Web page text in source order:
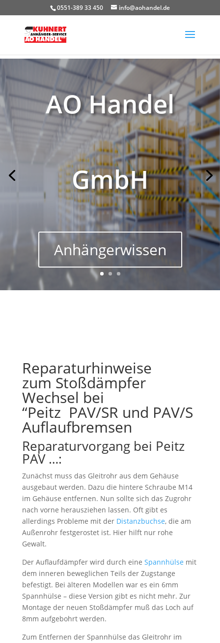
0551-389 33 450 info@aohandel.de
AO Handel
GmbH
Anhängerwissen
Reparaturhinweise
zum Stoßdämpfer
Wechsel bei
“Peitz PAV/SR und PAV/S
Auflaufbremsen
Reparaturvorgang bei Peitz
PAV …:
Zunächst muss das Gleitrohr aus dem Gehäuse
ausgebaut werden. Dazu die hintere Schraube M14
im Gehäuse entfernen. Nun sollte sich das Zugrohr
nach vorne herausziehen lassen. Oft gibt es
allerdings Probleme mit der Distanzbuchse, die am
Außenrohr festgerostet ist. Hier hilft nur rohe
Gewalt.
Der Auflaufdämpfer wird durch eine Spannhülse mit
dem inneren beweglichen Teils der Zugstange
befestigt. Bei älteren Modellen war es ein 6mm
Spannhülse – diese Version gibt es nicht mehr. Zur
Montage der neuen Stoßdämpfer muß das Loch auf
8mm aufgebohrt werden.
Zum Entfernen der Spannhülse das Gleitrohr im